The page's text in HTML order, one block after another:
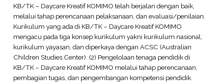
KB/TK – Daycare Kreatif KOMIMO telah berjalan dengan baik,
melalui tahap perencanaan pelaksanaan, dan evaluasi/penilaian.
Kurikulum yang ada di KB/TK – Daycare Kreatif KOMIMO
mengacu pada tiga konsep kurikulum yakni kurikulum nasional,
kurikulum yayasan, dan diperkaya dengan ACSC (Australian
Children Studies Center). (2) Pengelolaan tenaga pendidik di
KB/TK – Daycare Kreatif KOMIMO melalui tahap perencanaan,
pembagian tugas, dan pengembangan kompetensi pendidik.